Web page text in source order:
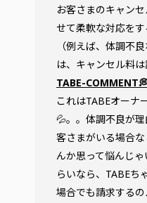
お客さまのキャン
せて柔軟な対応をす
（例えば、体調不
は、キャンセル料は
TABE-
これはTABEオーナ
💦。。体調不良が
客さまがいる場合
んか思って悩んじ
らいなら、TABEち
場合でも請求する